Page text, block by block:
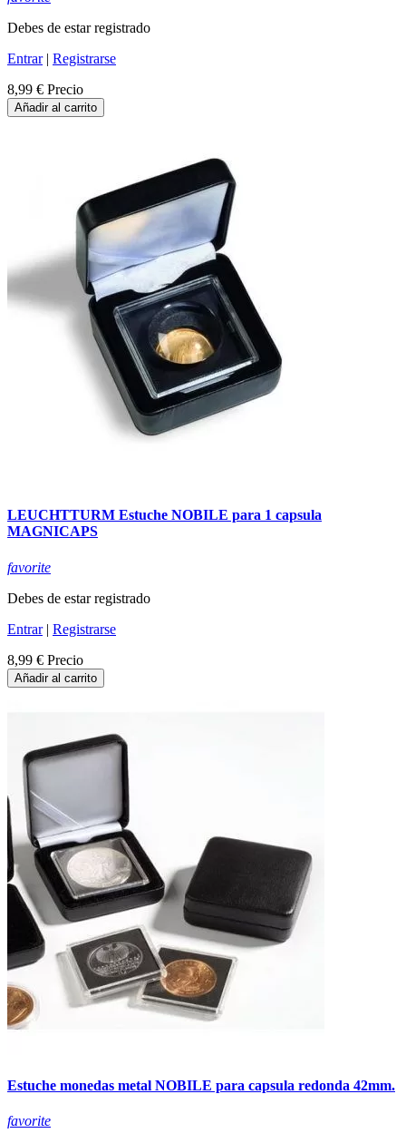
Debes de estar registrado
Entrar| Registrarse
8,99 € Precio
Añadir al carrito
LEUCHTTURM Estuche NOBILE para 1 capsula
MAGNICAPS
favorite
Debes de estar registrado
Entrar| Registrarse
8,99 € Precio
Añadir al carrito
Estuche monedas metal NOBILE para capsula redonda 42mm.
favorite